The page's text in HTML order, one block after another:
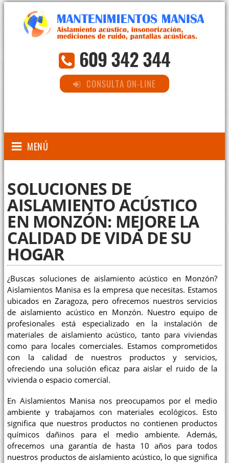
609 342 344
CONSULTA ON-LINE
MENÚ
SOLUCIONES DE
AISLAMIENTO ACÚSTICO
EN MONZÓN: MEJORE LA
CALIDAD DE VIDA DE SU
HOGAR
¿Buscas soluciones de aislamiento acústico en Monzón?
Aislamientos Manisa es la empresa que necesitas. Estamos
ubicados en Zaragoza, pero ofrecemos nuestros servicios
de aislamiento acústico en Monzón. Nuestro equipo de
profesionales está especializado en la instalación de
materiales de aislamiento acústico, tanto para viviendas
como para locales comerciales. Estamos comprometidos
con la calidad de nuestros productos y servicios,
ofreciendo una solución eficaz para aislar el ruido de la
vivienda o espacio comercial.
En Aislamientos Manisa nos preocupamos por el medio
ambiente y trabajamos con materiales ecológicos. Esto
significa que nuestros productos no contienen productos
químicos dañinos para el medio ambiente. Además,
ofrecemos una garantía de hasta 10 años para todos
nuestros productos de aislamiento acústico, lo que significa